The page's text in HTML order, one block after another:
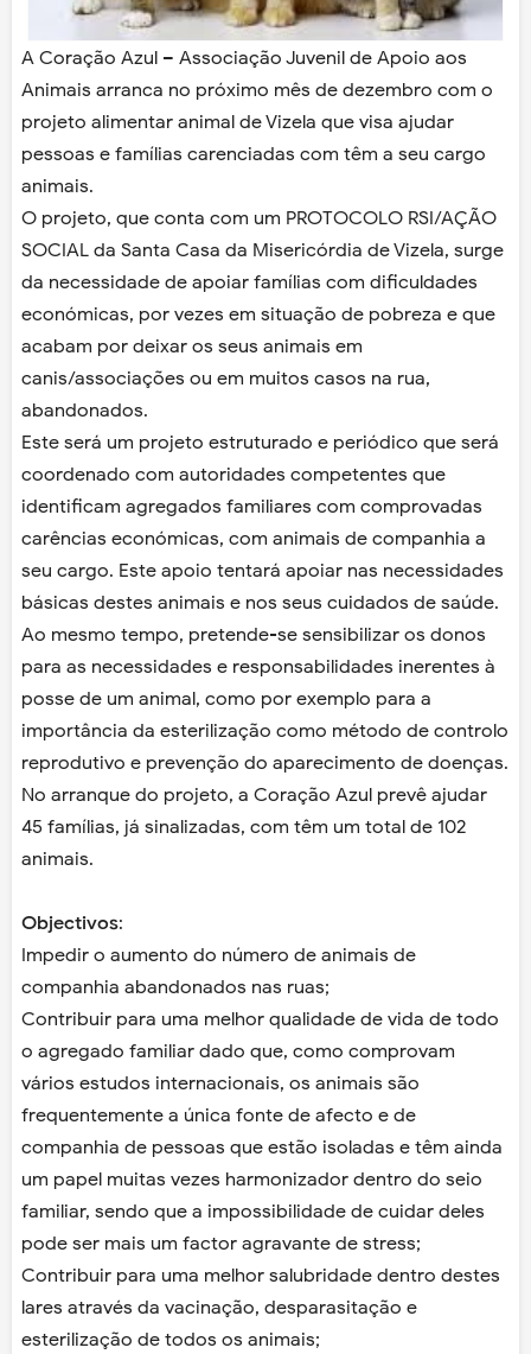
A Coração Azul – Associação Juvenil de Apoio aos
Animais arranca no próximo mês de dezembro com o
projeto alimentar animal de Vizela que visa ajudar
pessoas e famílias carenciadas com têm a seu cargo
animais.
O projeto, que conta com um PROTOCOLO RSI/AÇÃO
SOCIAL da Santa Casa da Misericórdia de Vizela, surge
da necessidade de apoiar famílias com dificuldades
económicas, por vezes em situação de pobreza e que
acabam por deixar os seus animais em
canis/associações ou em muitos casos na rua,
abandonados.
Este será um projeto estruturado e periódico que será
coordenado com autoridades competentes que
identificam agregados familiares com comprovadas
carências económicas, com animais de companhia a
seu cargo. Este apoio tentará apoiar nas necessidades
básicas destes animais e nos seus cuidados de saúde.
Ao mesmo tempo, pretende-se sensibilizar os donos
para as necessidades e responsabilidades inerentes à
posse de um animal, como por exemplo para a
importância da esterilização como método de controlo
reprodutivo e prevenção do aparecimento de doenças.
No arranque do projeto, a Coração Azul prevê ajudar
45 famílias, já sinalizadas, com têm um total de 102
animais.
Objectivos:
Impedir o aumento do número de animais de
companhia abandonados nas ruas;
Contribuir para uma melhor qualidade de vida de todo
o agregado familiar dado que, como comprovam
vários estudos internacionais, os animais são
frequentemente a única fonte de afecto e de
companhia de pessoas que estão isoladas e têm ainda
um papel muitas vezes harmonizador dentro do seio
familiar, sendo que a impossibilidade de cuidar deles
pode ser mais um factor agravante de stress;
Contribuir para uma melhor salubridade dentro destes
lares através da vacinação, desparasitação e
esterilização de todos os animais;